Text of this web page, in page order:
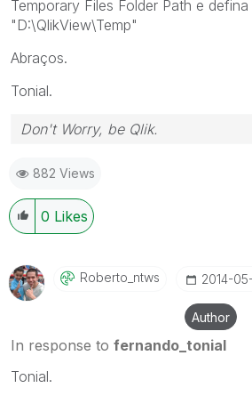
Temporary Files Folder Path e
"D:\QlikView\Temp"
Abraços.
Tonial.
Don't Worry, be Qlik.
882 Views
0 Likes
Roberto_ntws ‎2014-
Author
In response to fernando_tonial
Tonial.